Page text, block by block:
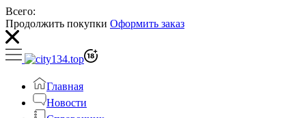
Всего:
Продолжить покупки Оформить заказ
Главная
Новости